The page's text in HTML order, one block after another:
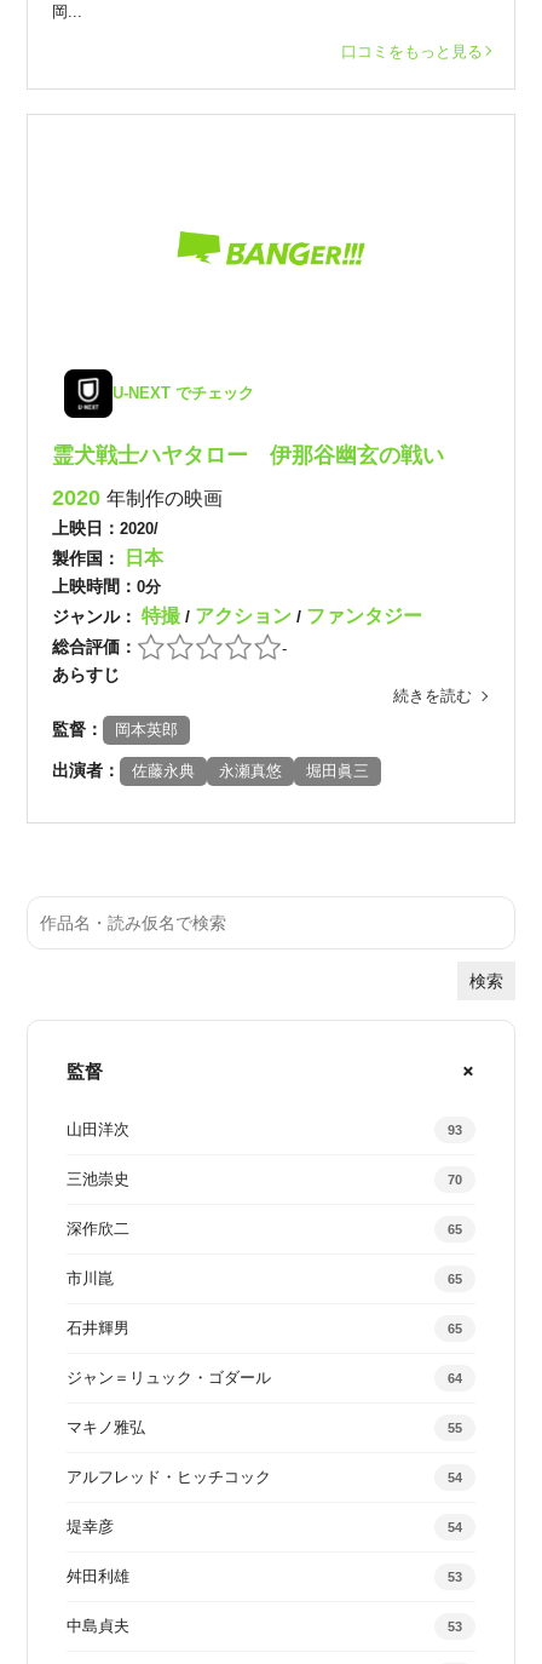
岡...
口コミをもっと見る
U-NEXT でチェック
霊犬戦士ハヤタロー 伊那谷幽玄の戦い
2020年制作の映画
上映日：2020/
製作国： 日本
上映時間：0分
ジャンル：特撮/ アクション/ ファンタジー
総合評価： -
あらすじ
続きを読む
監督： 岡本英郎
出演者： 佐藤永典 永瀬真悠 堀田眞三
検索
監督
山田洋次 93
三池崇史 70
深作欣二 65
市川崑 65
石井輝男 65
ジャン＝リュック・ゴダール 64
マキノ雅弘 55
アルフレッド・ヒッチコック 54
堤幸彦 54
舛田利雄 53
中島貞夫 53